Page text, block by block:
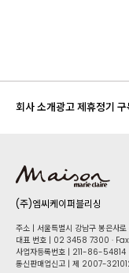
회사 소개광고 제휴정기 구
(주)엠씨케이퍼블리싱
주소 | 서울특별시 강남구 봉은사
대표 번호 | 02 34​58 7300 ·
사업자등록번호 | 211-86-5​4814
통신판매업신고 | 제 2007-